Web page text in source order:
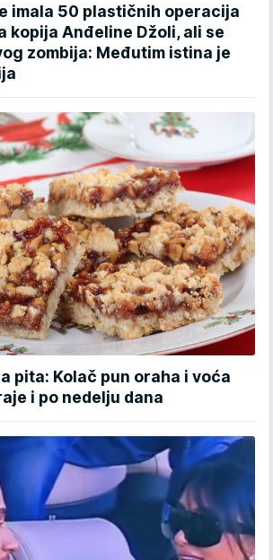
imala 50 plastičnih operacija
kopija Anđeline Džoli, ali se
zombija: Međutim istina je
pita: Kolač pun oraha i voća
i po nedelju dana